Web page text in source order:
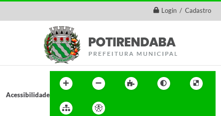
Login / Cadastro
Acessibilidade